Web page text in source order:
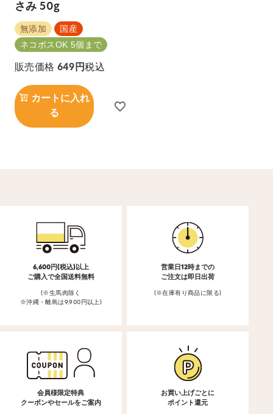
さみ 50g
無添加
国産
ネコポスOK 5個まで
販売価格 649 税込
カートに入れ
る
6,600円(税込)以上
ご購入で全国送料無料
(※生馬肉除く
※沖縄・離島は9,900円以上)
営業日12時までの
ご注文は即日出荷
(※在庫有り商品に限る)
会員様限定特典
クーポンやセールをご案内
お買い上げごとに
ポイント還元